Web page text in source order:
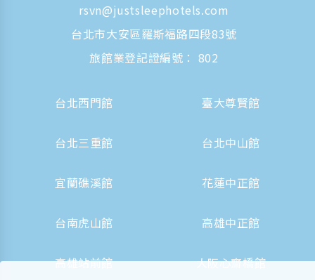
rsvn@justsleephotels.com
台北市大安區羅斯福路四段83號
旅館業登記證編號： 802
台北西門館 臺大尊賢館
台北三重館 台北中山館
宜蘭礁溪館 花蓮中正館
台南虎山館 高雄中正館
高雄站前館 大阪心齋橋館